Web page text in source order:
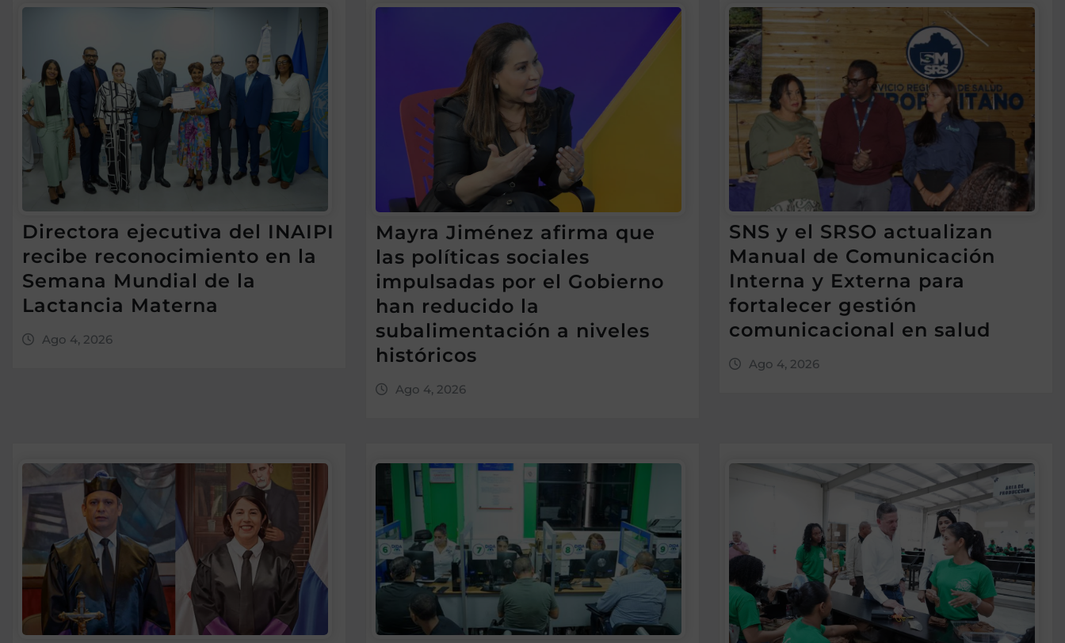
Directora ejecutiva del INAIPI
recibe reconocimiento en la
Semana Mundial de la
Lactancia Materna
Ago 4, 2026
Mayra Jiménez afirma que
las políticas sociales
impulsadas por el Gobierno
han reducido la
subalimentación a niveles
históricos
Ago 4, 2026
SNS y el SRSO actualizan
Manual de Comunicación
Interna y Externa para
fortalecer gestión
comunicacional en salud
Ago 4, 2026